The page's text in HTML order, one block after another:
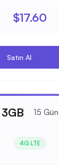
$17.60
Satın Al
3GB 15 Gün
4G LTE